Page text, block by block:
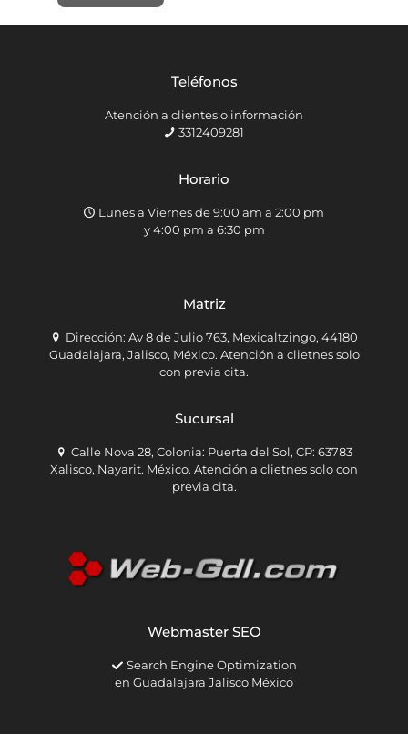
Teléfonos
Atención a clientes o información
3312409281
Horario
Lunes a Viernes de 9:00 am a 2:00 pm
y 4:00 pm a 6:30 pm
Matriz
Dirección: Av 8 de Julio 763, Mexicaltzingo, 44180
Guadalajara, Jalisco, México. Atención a clietnes solo
con previa cita.
Sucursal
Calle Nova 28, Colonia: Puerta del Sol, CP: 63783
Xalisco, Nayarit. México. Atención a clietnes solo con
previa cita.
Webmaster SEO
Search Engine Optimization
en Guadalajara Jalisco México